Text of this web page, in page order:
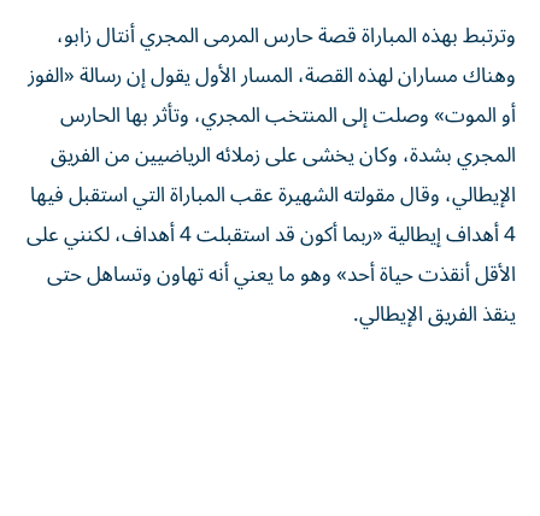
وترتبط بهذه المباراة قصة حارس المرمى المجري أنتال زابو،
وهناك مساران لهذه القصة، المسار الأول يقول إن رسالة «الفوز
أو الموت» وصلت إلى المنتخب المجري، وتأثر بها الحارس
المجري بشدة، وكان يخشى على زملائه الرياضيين من الفريق
الإيطالي، وقال مقولته الشهيرة عقب المباراة التي استقبل فيها
4 أهداف إيطالية «ربما أكون قد استقبلت 4 أهداف، لكنني على
الأقل أنقذت حياة أحد» وهو ما يعني أنه تهاون وتساهل حتى
ينقذ الفريق الإيطالي.